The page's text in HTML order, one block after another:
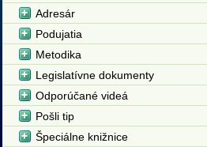
Adresár
Podujatia
Metodika
Legislatívne dokumenty
Odporúčané videá
Pošli tip
Špeciálne knižnice